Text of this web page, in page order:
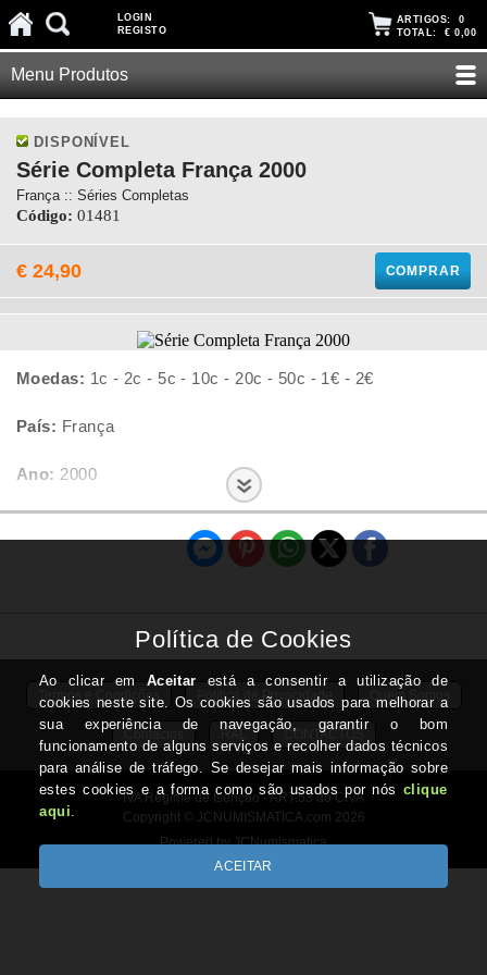
LOGIN
REGISTO
ARTIGOS: 0
TOTAL: € 0,00
Menu Produtos
DISPONÍVEL
Série Completa França 2000
França :: Séries Completas
Código: 01481
€ 24,90 COMPRAR
Moedas: 1c - 2c - 5c - 10c - 20c - 50c - 1€ - 2€
País: França
Ano: 2000
Termos e Condições Politica de Privacidade Quem Somos
CONTACTOS
IVA Regime de Isenção - ART.53 do CIVA
Copyright © JCNUMISMATICA.com 2026
Powered by JCNumismatica